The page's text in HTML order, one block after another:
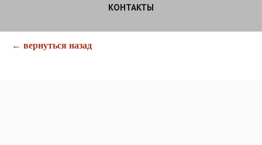
КОНТАКТЫ
← вернуться назад